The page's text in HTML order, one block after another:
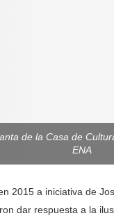
de la Casa de
ENA
2015 a iniciativa de
dar respuesta a la